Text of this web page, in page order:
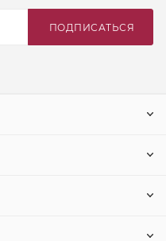
ПОДПИСАТЬСЯ